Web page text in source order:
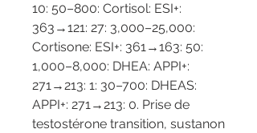
10: 50–800: Cortisol: ESI+:
363→121: 27: 3,000–25,000:
Cortisone: ESI+: 361→163: 50:
1,000–8,000: DHEA: APPI+:
271→213: 1: 30–700: DHEAS:
APPI+: 271→213: 0. Prise de
testostérone transition, sustanon